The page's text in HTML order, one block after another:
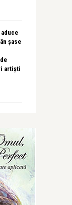
șase
artiști